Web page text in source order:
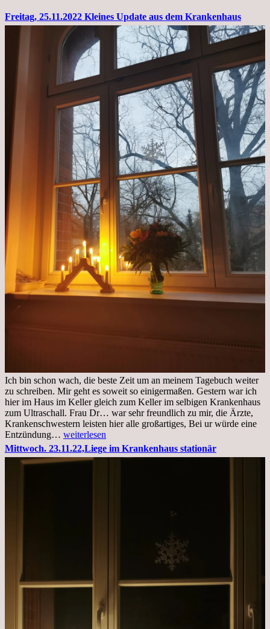
Freitag, 25.11.2022 Kleines Update aus dem Krankenhaus
Ich bin schon wach, die beste Zeit um an meinem Tagebuch weiter
zu schreiben. Mir geht es soweit so einigermaßen. Gestern war ich
hier im Haus im Keller gleich zum Keller im selbigen Krankenhaus
zum Ultraschall. Frau Dr… war sehr freundlich zu mir, die Ärzte,
Krankenschwestern leisten hier alle großartiges, Bei ur würde eine
Entzündung… Freitag,
25.11.2022
Kleines
weiterlesen
Mittwoch. 23.11.22,Liege im Krankenhaus stationär